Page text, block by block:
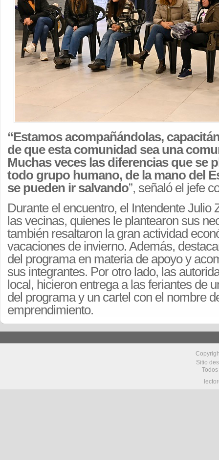
“Estamos acompañándolas,
de que esta comunidad sea una
Muchas veces las diferencias que se
todo grupo humano, de la mano del
se pueden ir salvando”, señaló el jefe
Durante el encuentro, el Intendente Julio
las vecinas, quienes le plantearon sus
también resaltaron la gran actividad
vacaciones de invierno. Además,
del programa en materia de apoyo y
sus integrantes. Por otro lado, las
local, hicieron entrega a las feriantes de
del programa y un cartel con el nombre
emprendimiento.
Sitio